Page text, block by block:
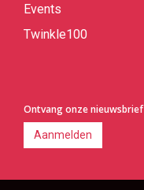
Events
Twinkle100
Ontvang onze nieuwsbrief
Aanmelden